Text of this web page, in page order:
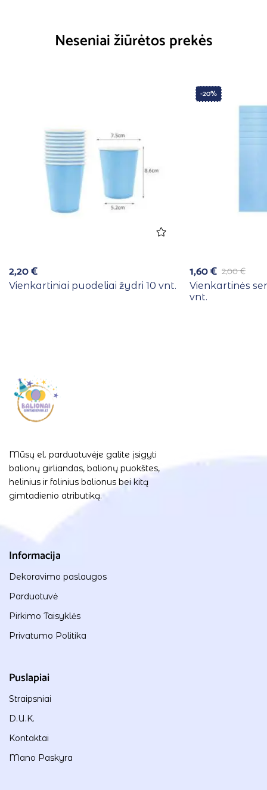
Neseniai žiūrėtos prekės
2,20€
Vienkartiniai puodeliai žydri 10 vnt.
-20%
2,00€
1,60€
Vienkartinės
vnt.
Mūsų el. parduotuvėje galite įsigyti
balionų girliandas, balionų puokštes,
helinius ir folinius balionus bei kitą
gimtadienio atributiką.
Informacija
Dekoravimo paslaugos
Parduotuvė
Pirkimo Taisyklės
Privatumo Politika
Puslapiai
Straipsniai
D.U.K.
Kontaktai
Mano Paskyra